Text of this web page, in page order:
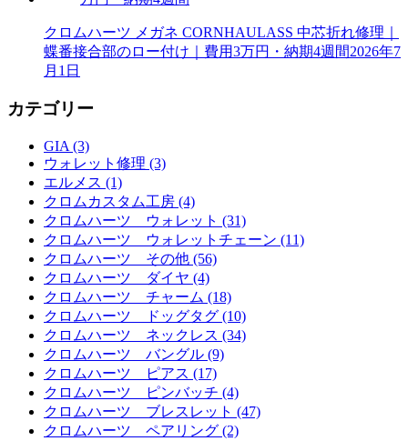
クロムハーツ メガネ CORNHAULASS 中芯折れ修理｜
蝶番接合部のロー付け｜費用3万円・納期4週間2026年7
月1日
カテゴリー
GIA (3)
ウォレット修理 (3)
エルメス (1)
クロムカスタム工房 (4)
クロムハーツ ウォレット (31)
クロムハーツ ウォレットチェーン (11)
クロムハーツ その他 (56)
クロムハーツ ダイヤ (4)
クロムハーツ チャーム (18)
クロムハーツ ドッグタグ (10)
クロムハーツ ネックレス (34)
クロムハーツ バングル (9)
クロムハーツ ピアス (17)
クロムハーツ ピンバッチ (4)
クロムハーツ ブレスレット (47)
クロムハーツ ペアリング (2)